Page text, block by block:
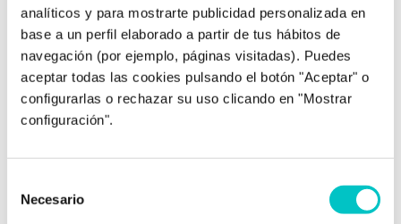
analíticos y para mostrarte publicidad personalizada en
base a un perfil elaborado a partir de tus hábitos de
navegación (por ejemplo, páginas visitadas). Puedes
aceptar todas las cookies pulsando el botón "Aceptar" o
configurarlas o rechazar su uso clicando en "Mostrar
configuración".
Necesario
31/08/2020
Manejar el estrés en el deporte
El deporte es una de las situaciones más
propensas para sentir estrés. ¿Por qué?
Debemos partir de la definición de qué es el